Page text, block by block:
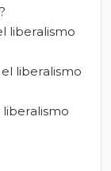
liberalismo
liberalismo